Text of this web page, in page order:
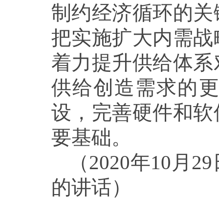
制约经济循环的
把实施扩大内需
着力提升供给体
供给创造需求的
设，完善硬件和
要基础。
（2020年10月
的讲话）